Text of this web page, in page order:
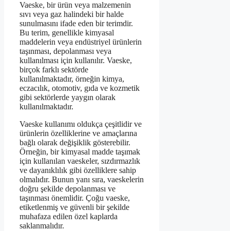
Vaeske, bir ürün veya malzemenin
sıvı veya gaz halindeki bir halde
sunulmasını ifade eden bir terimdir.
Bu terim, genellikle kimyasal
maddelerin veya endüstriyel ürünlerin
taşınması, depolanması veya
kullanılması için kullanılır. Vaeske,
birçok farklı sektörde
kullanılmaktadır, örneğin kimya,
eczacılık, otomotiv, gıda ve kozmetik
gibi sektörlerde yaygın olarak
kullanılmaktadır.
Vaeske kullanımı oldukça çeşitlidir ve
ürünlerin özelliklerine ve amaçlarına
bağlı olarak değişiklik gösterebilir.
Örneğin, bir kimyasal madde taşımak
için kullanılan vaeskeler, sızdırmazlık
ve dayanıklılık gibi özelliklere sahip
olmalıdır. Bunun yanı sıra, vaeskelerin
doğru şekilde depolanması ve
taşınması önemlidir. Çoğu vaeske,
etiketlenmiş ve güvenli bir şekilde
muhafaza edilen özel kaplarda
saklanmalıdır.